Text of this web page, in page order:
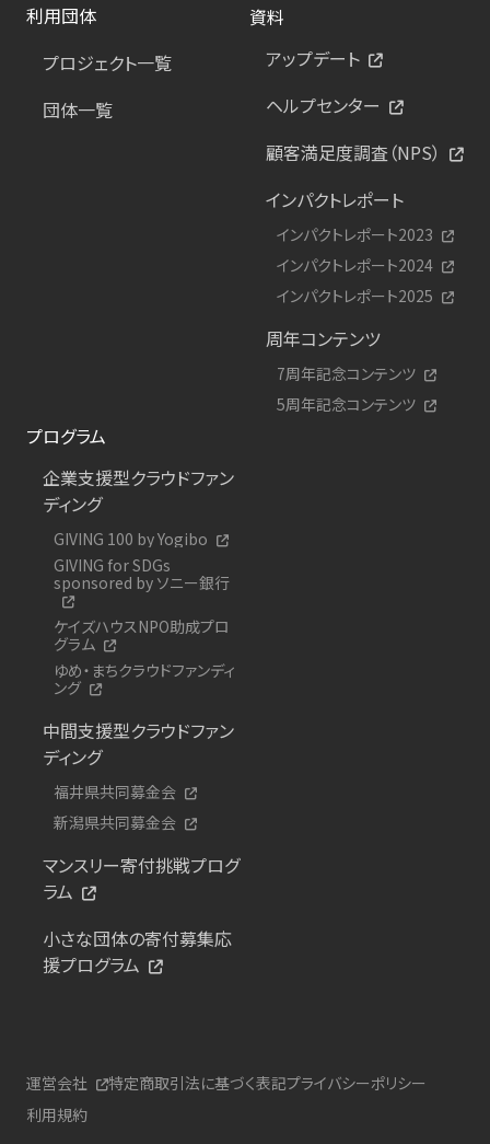
利用団体
プロジェクト一覧
団体一覧
資料
アップデート
ヘルプセンター
顧客満足度調査（NPS）
インパクトレポート
インパクトレポート2023
インパクトレポート2024
インパクトレポート2025
周年コンテンツ
7周年記念コンテンツ
5周年記念コンテンツ
プログラム
企業支援型クラウドファン
ディング
GIVING 100 by Yogibo
GIVING for SDGs
sponsored by ソニー銀行
ケイズハウスNPO助成プロ
グラム
ゆめ・まちクラウドファンディ
ング
中間支援型クラウドファン
ディング
福井県共同募金会
新潟県共同募金会
マンスリー寄付挑戦プログ
ラム
小さな団体の寄付募集応
援プログラム
運営会社 特定商取引法に基づく表記プライバシーポリシー
利用規約